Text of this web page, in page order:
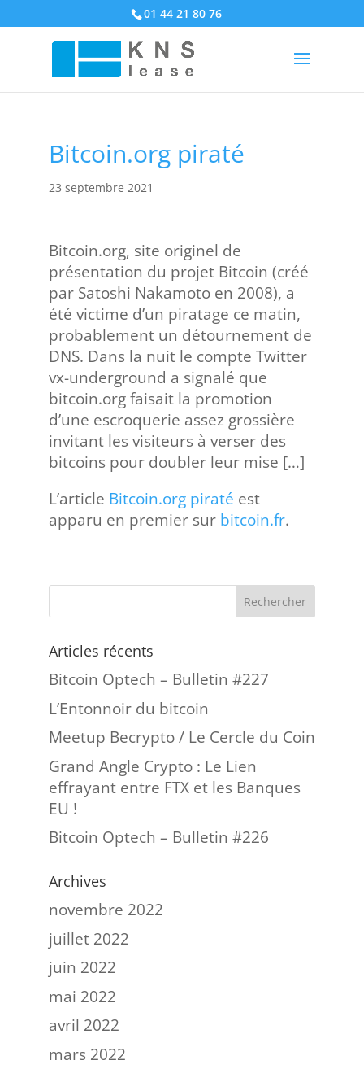
01 44 21 80 76
Bitcoin.org piraté
23 septembre 2021
Bitcoin.org, site originel de
présentation du projet Bitcoin (créé
par Satoshi Nakamoto en 2008), a
été victime d’un piratage ce matin,
probablement un détournement de
DNS. Dans la nuit le compte Twitter
vx-underground a signalé que
bitcoin.org faisait la promotion
d’une escroquerie assez grossière
invitant les visiteurs à verser des
bitcoins pour doubler leur mise […]
L’article Bitcoin.org piraté est
apparu en premier sur bitcoin.fr.
Articles récents
Bitcoin Optech – Bulletin #227
L’Entonnoir du bitcoin
Meetup Becrypto / Le Cercle du Coin
Grand Angle Crypto : Le Lien
effrayant entre FTX et les Banques
EU !
Bitcoin Optech – Bulletin #226
Archives
novembre 2022
juillet 2022
juin 2022
mai 2022
avril 2022
mars 2022